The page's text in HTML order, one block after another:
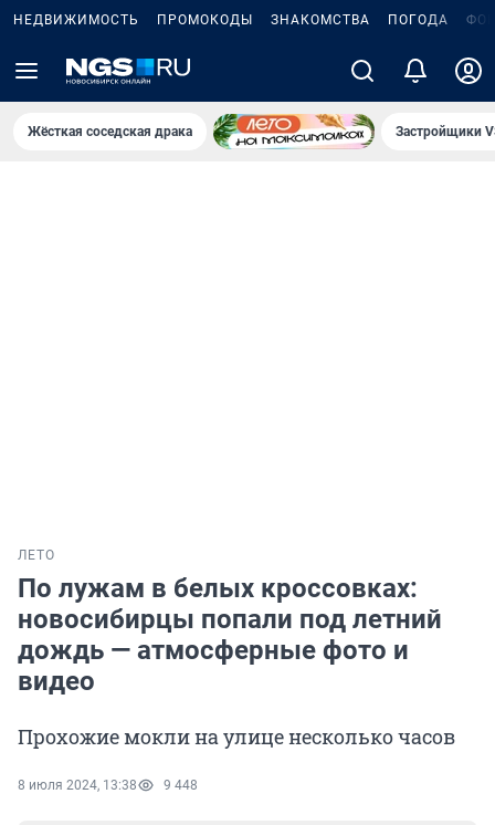
НЕДВИЖИМОСТЬ ПРОМОКОДЫ ЗНАКОМСТВА ПОГОДА
Жёсткая соседская драка Застройщики
ЛЕТО
По лужам в белых кроссовках:
новосибирцы попали под летний
дождь — атмосферные фото и
видео
Прохожие мокли на улице несколько часов
8 июля 2024, 13:38 9 448